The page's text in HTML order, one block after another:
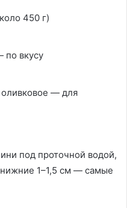
450 г)
по вкусу
— для
под проточной водой,
1–1,5 см — самые